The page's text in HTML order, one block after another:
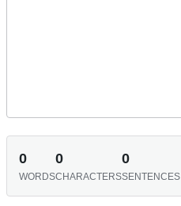
0
WORDS
0
CHARACTERS
0
SENTENCES